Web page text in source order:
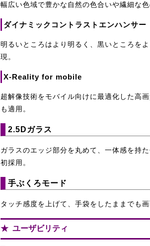
幅広い色域で豊かな自然の色合いや繊細な色
ダイナミックコントラストエンハンサー
明るいところはより明るく、黒いところを
現。
X-Reality for mobile
超解像技術をモバイル向けに最適化した高
も適用。
2.5Dガラス
ガラスのエッジ部分を丸めて、一体感を持
初採用。
手ぶくろモード
タッチ感度を上げて、手袋をしたままでも画
ユーザビリティ